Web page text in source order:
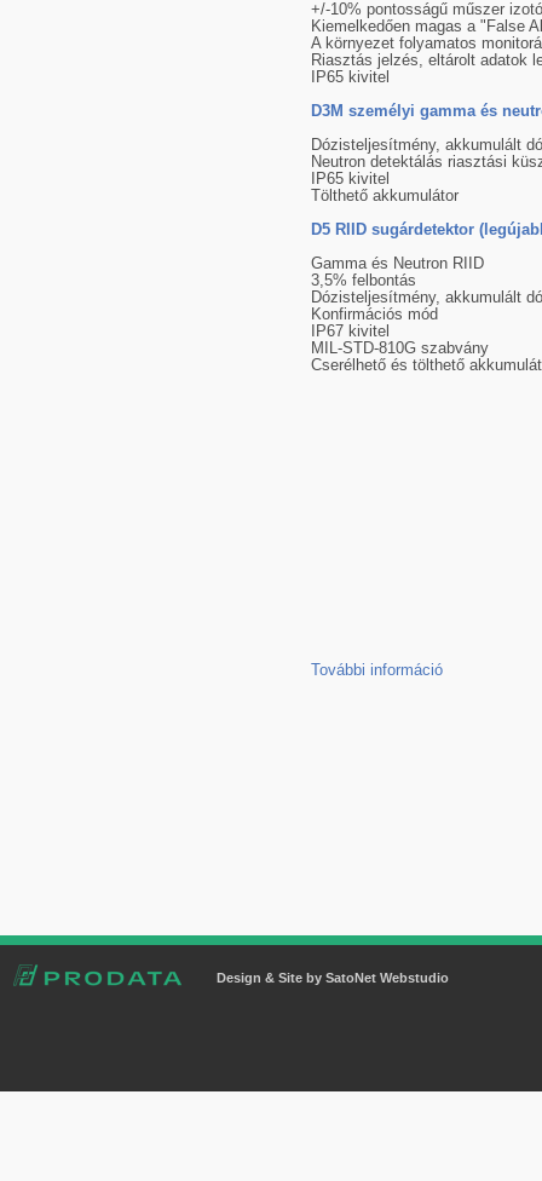
+/-10% pontosságű műszer
Kiemelkedően magas a "False
A környezet folyamatos
Riasztás jelzés, eltárolt adatok
IP65 kivitel
D3M személyi gamma és
Dózisteljesítmény, akkumulált
Neutron detektálás riasztási
IP65 kivitel
Tölthető akkumulátor
D5 RIID sugárdetektor
Gamma és Neutron RIID
3,5% felbontás
Dózisteljesítmény, akkumulált
Konfirmációs mód
IP67 kivitel
MIL-STD-810G szabvány
Cserélhető és tölthető
További információ
Design & Site by SatoNet Webstudio